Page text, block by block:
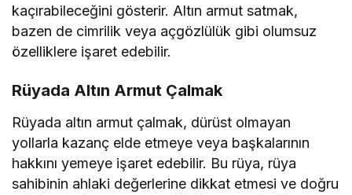
kaçırabileceğini gösterir. Altın armut satmak,
bazen de cimrilik veya açgözlülük gibi olumsuz
özelliklere işaret edebilir.
Rüyada Altın Armut Çalmak
Rüyada altın armut çalmak, dürüst olmayan
yollarla kazanç elde etmeye veya başkalarının
hakkını yemeye işaret edebilir. Bu rüya, rüya
sahibinin ahlaki değerlerine dikkat etmesi ve doğru